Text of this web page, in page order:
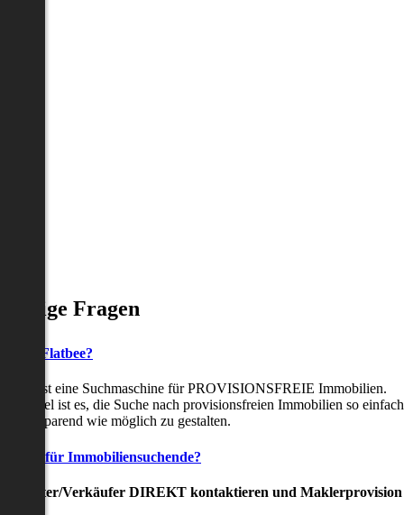
Fragen
ist Flatbee?
ist eine Suchmaschine für PROVISIONSFREIE Immobilien.
Ziel ist es, die Suche nach provisionsfreien Immobilien so einfach
zeitsparend wie möglich zu gestalten.
für Immobiliensuchende?
Verkäufer DIREKT kontaktieren und Maklerprovision